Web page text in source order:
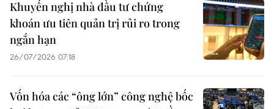
Khuyến nghị nhà đầu tư chứng
khoán ưu tiên quản trị rủi ro trong
ngắn hạn
26/07/2026 07:18
Vốn hóa các “ông lớn” công nghệ bốc